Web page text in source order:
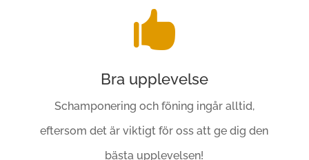

Bra upplevelse
Schamponering och föning ingår alltid,
eftersom det är viktigt för oss att ge dig den
bästa upplevelsen!